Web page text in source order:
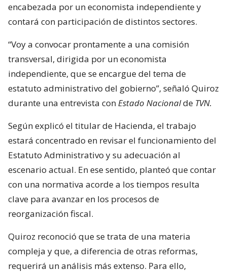
encabezada por un economista independiente y
contará con participación de distintos sectores.
“Voy a convocar prontamente a una comisión
transversal, dirigida por un economista
independiente, que se encargue del tema de
estatuto administrativo del gobierno”, señaló Quiroz
durante una entrevista conEstado Nacionalde TVN.
Según explicó el titular de Hacienda, el trabajo
estará concentrado en revisar el funcionamiento del
Estatuto Administrativo y su adecuación al
escenario actual. En ese sentido, planteó que contar
con una normativa acorde a los tiempos resulta
clave para avanzar en los procesos de
reorganización fiscal.
Quiroz reconoció que se trata de una materia
compleja y que, a diferencia de otras reformas,
requerirá un análisis más extenso. Para ello,